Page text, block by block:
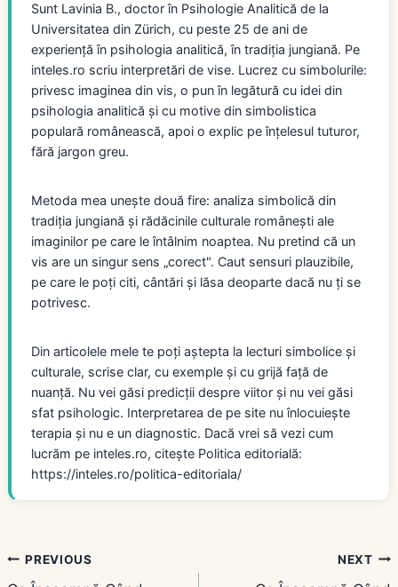
Sunt Lavinia B., doctor în Psihologie Analitică de la
Universitatea din Zürich, cu peste 25 de ani de
experiență în psihologia analitică, în tradiția jungiană. Pe
inteles.ro scriu interpretări de vise. Lucrez cu simbolurile:
privesc imaginea din vis, o pun în legătură cu idei din
psihologia analitică și cu motive din simbolistica
populară românească, apoi o explic pe înțelesul tuturor,
fără jargon greu.
Metoda mea unește două fire: analiza simbolică din
tradiția jungiană și rădăcinile culturale românești ale
imaginilor pe care le întâlnim noaptea. Nu pretind că un
vis are un singur sens „corect". Caut sensuri plauzibile,
pe care le poți citi, cântări și lăsa deoparte dacă nu ți se
potrivesc.
Din articolele mele te poți aștepta la lecturi simbolice și
culturale, scrise clar, cu exemple și cu grijă față de
nuanță. Nu vei găsi predicții despre viitor și nu vei găsi
sfat psihologic. Interpretarea de pe site nu înlocuiește
terapia și nu e un diagnostic. Dacă vrei să vezi cum
lucrăm pe inteles.ro, citește Politica editorială:
https://inteles.ro/politica-editoriala/
Navigare
PREVIOUS NEXT